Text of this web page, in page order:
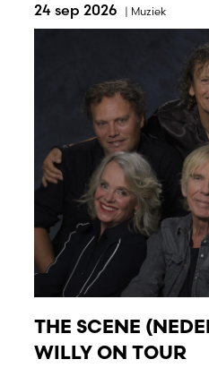
24 sep 2026 | Muziek
THE SCENE
WILLY ON TOUR